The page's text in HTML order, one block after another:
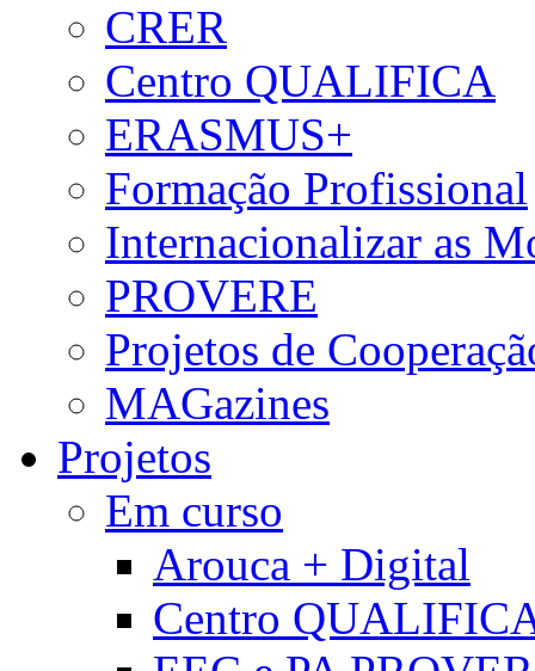
CRER
Centro QUALIFICA
ERASMUS+
Formação Profissional
Internacionalizar as
PROVERE
Projetos de
MAGazines
Projetos
Em curso
Arouca + Digital
Centro